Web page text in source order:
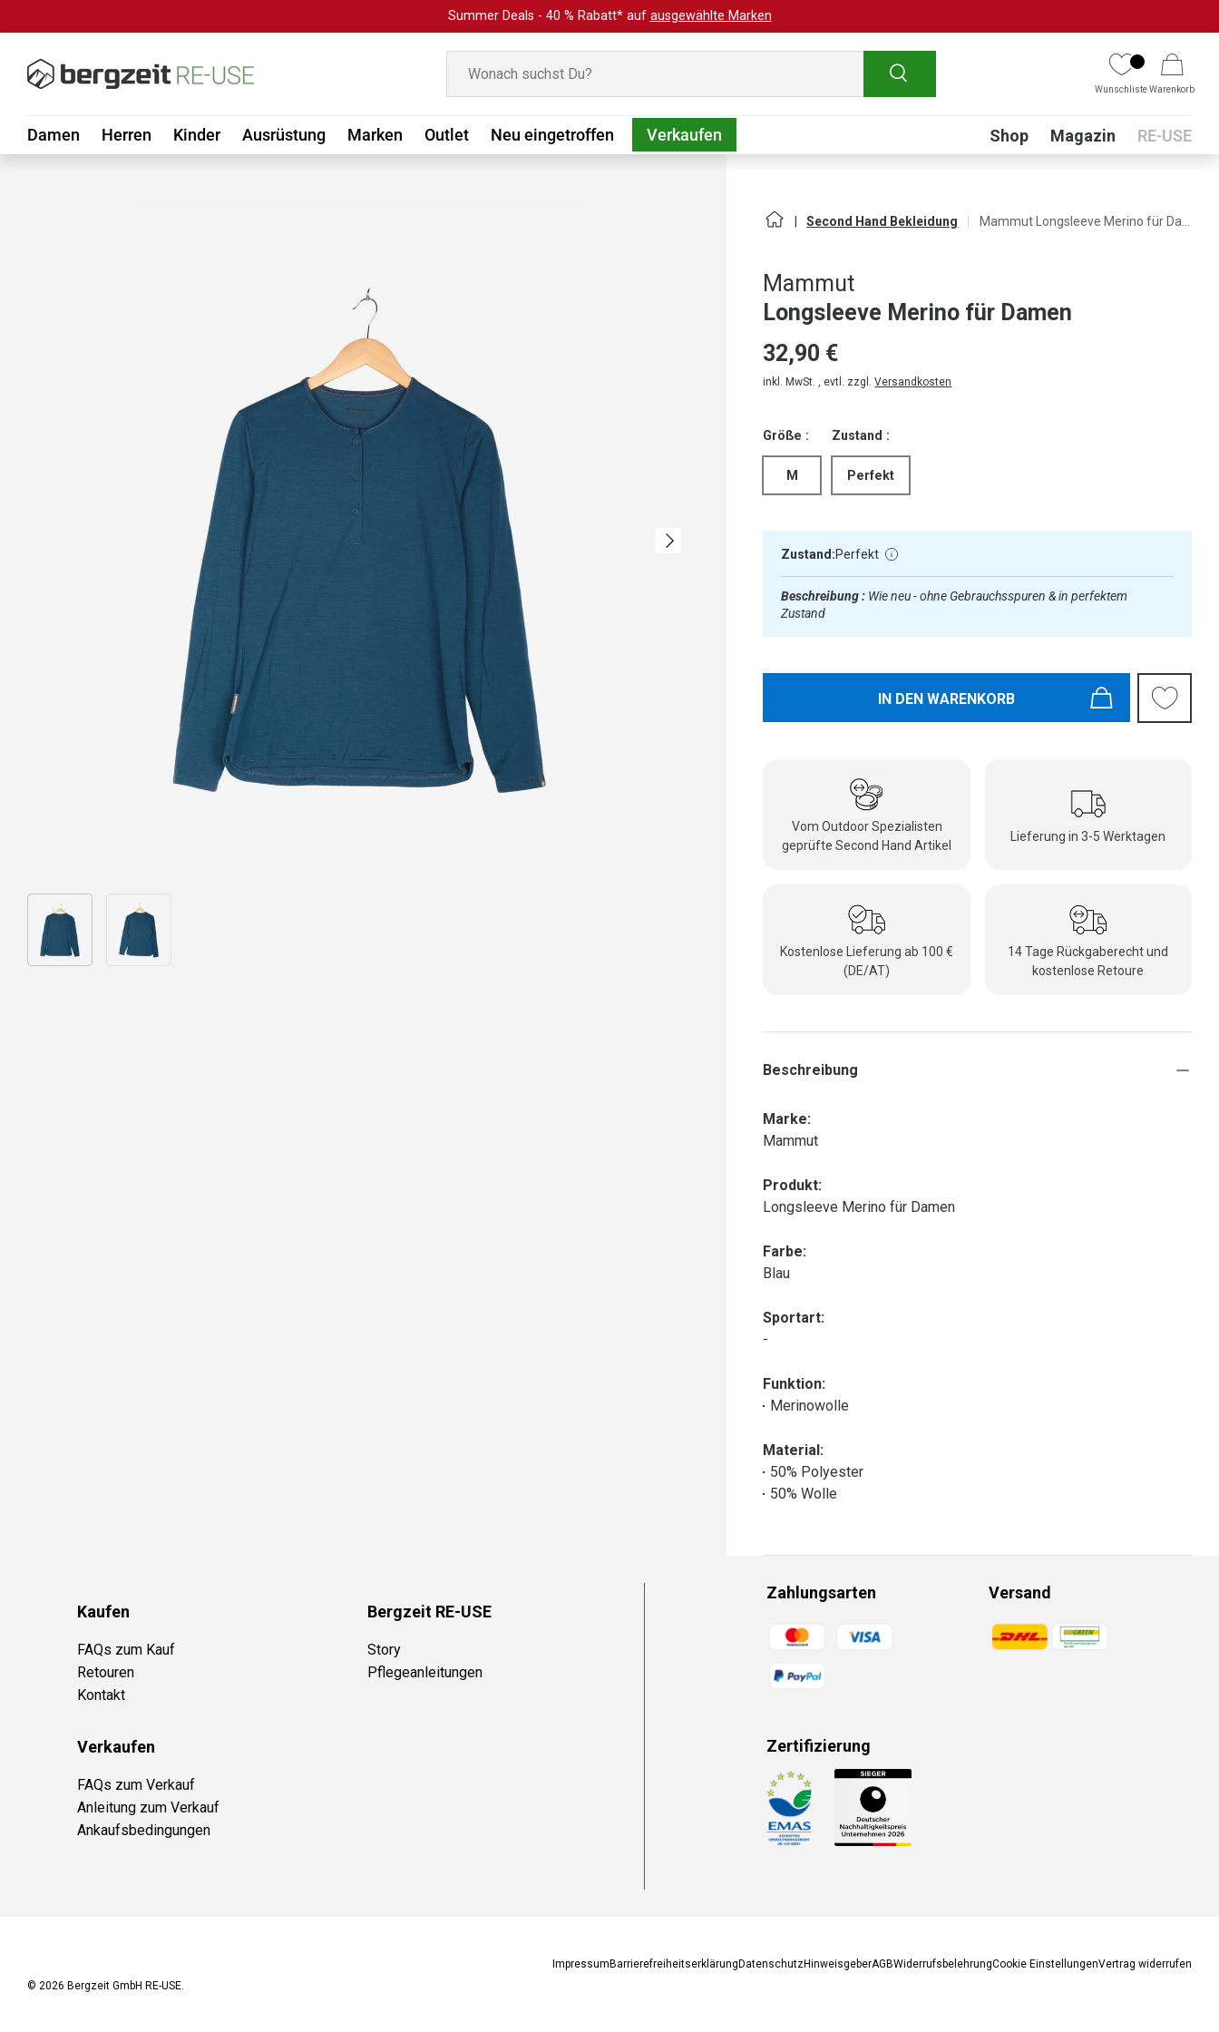
Summer Deals - 40 % Rabatt* auf ausgewählte Marken
Suchen
WunschlisteWarenkorb
Damen Herren Kinder Ausrüstung Marken Outlet Neu eingetroffen Verkaufen Submenu
Shop Magazin RE-USE
Nächste
Bild 1 in Galerieansicht laden
Second Hand Bekleidung
Mammut
Longsleeve Merino für Damen
32,90 €
inkl. MwSt. , evtl. zzgl.Versandkosten
Größe :
M
Zustand :
Perfekt
Zustand:Perfekt
Beschreibung : Wie neu - ohne Gebrauchsspuren & in perfektem
Zustand
IN DEN WARENKORB
Vom Outdoor Spezialisten
geprüfte Second Hand Artikel
Lieferung in 3-5 Werktagen
Kostenlose Lieferung ab 100 €
(DE/AT)
14 Tage Rückgaberecht und
kostenlose Retoure
Beschreibung
Marke:
Mammut
Produkt:
Longsleeve Merino für Damen
Farbe:
Blau
Sportart:
-
Funktion:
Merinowolle
Material:
50% Polyester
50% Wolle
Kaufen
FAQs zum Kauf
Retouren
Kontakt
Bergzeit RE-USE
Story
Pflegeanleitungen
Verkaufen
FAQs zum Verkauf
Anleitung zum Verkauf
Ankaufsbedingungen
Zahlungsarten
Zahlungsmethoden
Versand
Zahlungsmethoden
Zertifizierung
Zahlungsmethoden
Impressum Barrierefreiheitserklärung DatenschutzHinweisgeberAGBWiderrufsbelehrungCookie EinstellungenVertrag widerrufen
© 2026 Bergzeit GmbH RE-USE.